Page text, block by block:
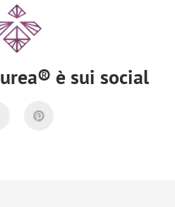
è sui social